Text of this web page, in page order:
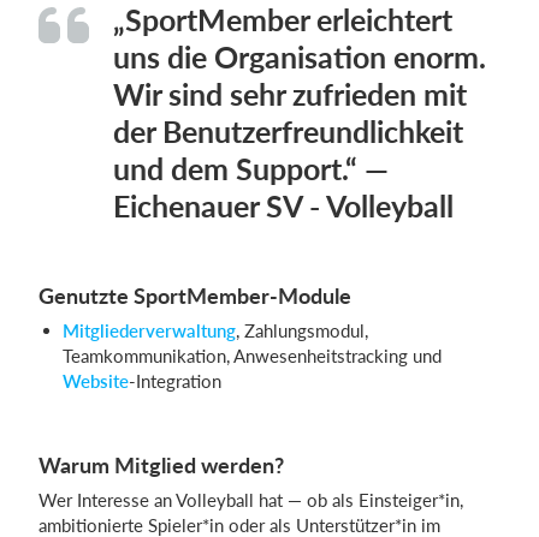
„SportMember erleichtert
uns die Organisation enorm.
Wir sind sehr zufrieden mit
der Benutzerfreundlichkeit
und dem Support.“ —
Eichenauer SV - Volleyball
Genutzte SportMember-Module
Mitgliederverwaltung, Zahlungsmodul,
Teamkommunikation, Anwesenheitstracking und
Website-Integration
Warum Mitglied werden?
Wer Interesse an Volleyball hat — ob als Einsteiger*in,
ambitionierte Spieler*in oder als Unterstützer*in im